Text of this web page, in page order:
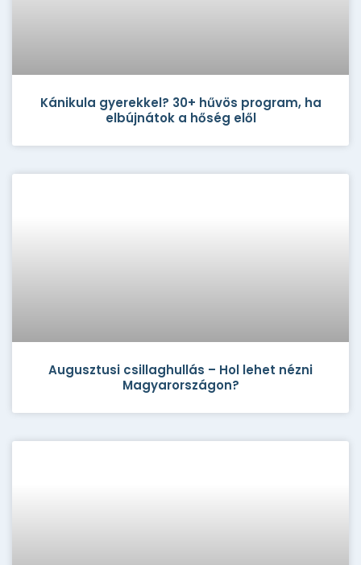
Kánikula gyerekkel? 30+ hűvös program, ha
elbújnátok a hőség elől
Augusztusi csillaghullás – Hol lehet nézni
Magyarországon?